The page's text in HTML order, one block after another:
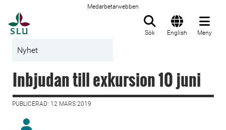
Medarbetarwebben
Sök English Meny
Nyhet
Inbjudan till exkursion 10 juni
PUBLICERAD: 12 MARS 2019